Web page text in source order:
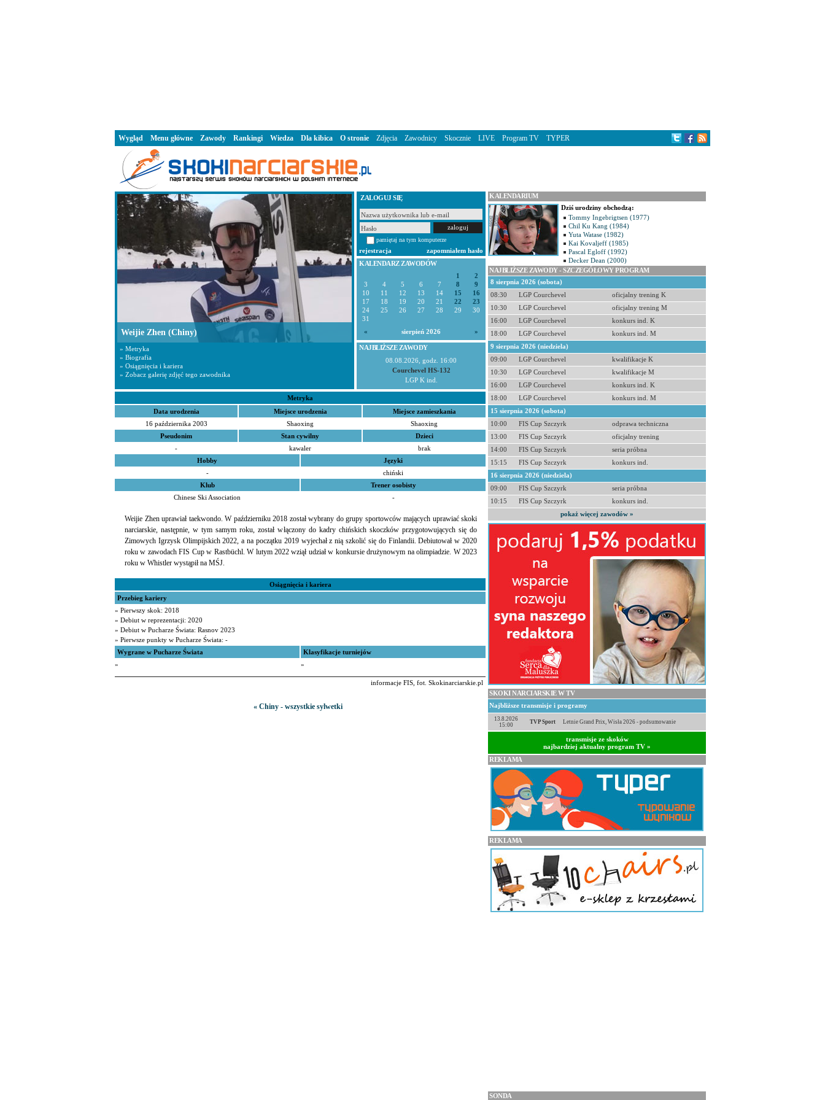
ZALOGUJ SIĘ
pamiętaj na tym komputerze
rejestracja
zapomniałem hasło
KALENDARZ ZAWODÓW
1
2
3
4 5 6 7 8
9
10
11 12 13 14 15
16
17
18 19 20 21 22
23
24
25 26 27 28 29
30
31
«
sierpień 2026 »
NAJBLIŻSZE ZAWODY
08.08.2026, godz. 16:00
Courchevel HS-132
LGP K ind.
Metryka
Data urodzenia
16 października 2003
Miejsce urodzenia
Shaoxing
Miejsce zamieszkania
Shaoxing
Pseudonim
-
Stan cywilny
kawaler
Dzieci
brak
Hobby
-
Języki
chiński
Klub
Chinese Ski Association
Trener osobisty
-
Weijie Zhen uprawiał taekwondo. W październiku 2018 został wybrany do grupy sportowców mających uprawiać skoki
narciarskie, następnie, w tym samym roku, został włączony do kadry chińskich skoczków przygotowujących się do
Zimowych Igrzysk Olimpijskich 2022, a na początku 2019 wyjechał z nią szkolić się do Finlandii. Debiutował w 2020
roku w zawodach FIS Cup w Rastbüchl. W lutym 2022 wziął udział w konkursie drużynowym na olimpiadzie. W 2023
roku w Whistler wystąpił na MŚJ.
Osiągnięcia i kariera
Przebieg kariery
» Pierwszy skok: 2018
» Debiut w reprezentacji: 2020
» Debiut w Pucharze Świata: Rasnov 2023
» Pierwsze punkty w Pucharze Świata: -
Wygrane w Pucharze Świata
»
Klasyfikacje turniejów
»
informacje FIS, fot. Skokinarciarskie.pl
« Chiny - wszystkie sylwetki
Weijie Zhen (Chiny)
» Metryka
» Biografia
» Osiągnięcia i kariera
» Zobacz galerię zdjęć tego zawodnika
KALENDARIUM
Dziś urodziny obchodzą:
Tommy Ingebrigtsen (1977)
Chil Ku Kang (1984)
Yuta Watase (1982)
Kai Kovaljeff (1985)
Pascal Egloff (1992)
Decker Dean (2000)
NAJBLIŻSZE ZAWODY - SZCZEGÓŁOWY PROGRAM
8 sierpnia 2026 (sobota)
08:30
LGP Courchevel
oficjalny trening K
10:30
LGP Courchevel
oficjalny trening M
16:00
LGP Courchevel
konkurs ind. K
18:00
LGP Courchevel
konkurs ind. M
9 sierpnia 2026 (niedziela)
09:00
LGP Courchevel
kwalifikacje K
10:30
LGP Courchevel
kwalifikacje M
16:00
LGP Courchevel
konkurs ind. K
18:00
LGP Courchevel
konkurs ind. M
15 sierpnia 2026 (sobota)
10:00
FIS Cup Szczyrk
odprawa techniczna
13:00
FIS Cup Szczyrk
oficjalny trening
14:00
FIS Cup Szczyrk
seria próbna
15:15
FIS Cup Szczyrk
konkurs ind.
16 sierpnia 2026 (niedziela)
09:00
FIS Cup Szczyrk
seria próbna
10:15
FIS Cup Szczyrk
konkurs ind.
pokaż więcej zawodów »
SKOKI NARCIARSKIE W TV
Najbliższe transmisje i programy
13.8.2026
15:00
TVP Sport Letnie Grand Prix, Wisła 2026 - podsumowanie
transmisje ze skoków
najbardziej aktualny program TV »
REKLAMA
REKLAMA
SONDA
Wygląd Menu główne Zawody Rankingi Wiedza Dla kibica O stronie Zdjęcia Zawodnicy Skocznie LIVE Program TV TYPER